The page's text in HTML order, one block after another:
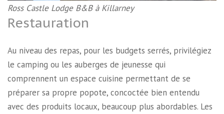
Ross Castle Lodge B&B à Killarney
Restauration
Au niveau des repas, pour les budgets serrés, privilégiez
le camping ou les auberges de jeunesse qui
comprennent un espace cuisine permettant de se
préparer sa propre popote, concoctée bien entendu
avec des produits locaux, beaucoup plus abordables. Les